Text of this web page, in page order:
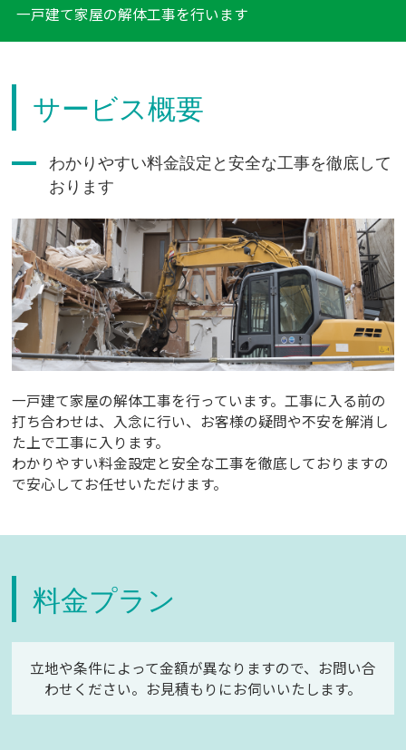
一戸建て家屋の解体工事を行います
サービス概要
わかりやすい料金設定と安全な工事を徹底して
おります
一戸建て家屋の解体工事を行っています。工事に入る前の
打ち合わせは、入念に行い、お客様の疑問や不安を解消し
た上で工事に入ります。
わかりやすい料金設定と安全な工事を徹底しておりますの
で安心してお任せいただけます。
料金プラン
立地や条件によって金額が異なりますので、お問い合
わせください。お見積もりにお伺いいたします。